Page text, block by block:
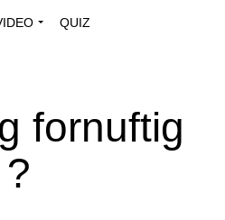
QUIZ
fornuftig